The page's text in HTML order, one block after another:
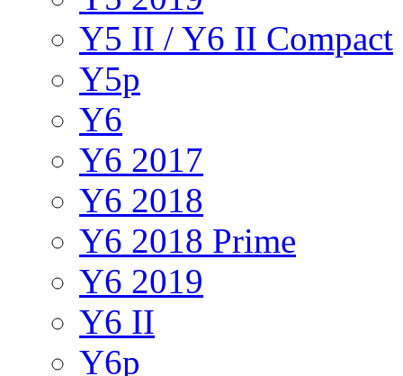
Y5 II / Y6 II Compact
Y5p
Y6
Y6 2017
Y6 2018
Y6 2018 Prime
Y6 2019
Y6 II
Y6p